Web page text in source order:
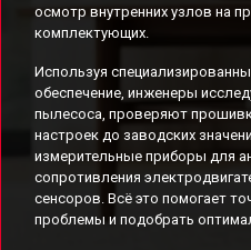
осмотр внутренних узлов на
комплектующих.
Используя
обеспечение, инженеры
пылесоса, проверяют
настроек до заводских
измерительные приборы для
сопротивления
сенсоров. Всё это помогает
проблемы и подобрать